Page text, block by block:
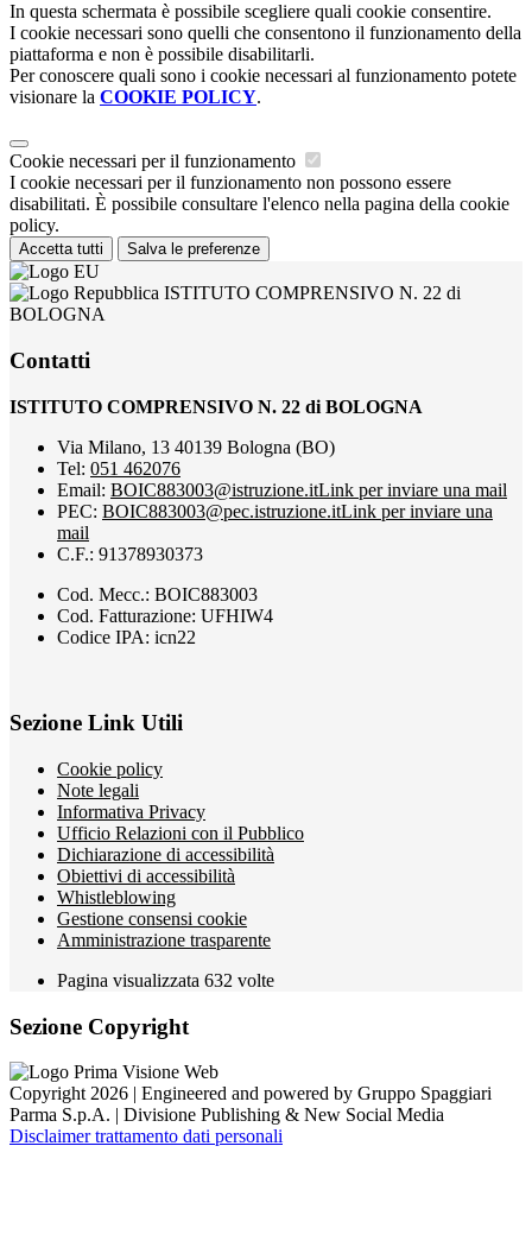
In questa schermata è possibile scegliere quali cookie consentire.
I cookie necessari sono quelli che consentono il funzionamento della
piattaforma e non è possibile disabilitarli.
Per conoscere quali sono i cookie necessari al funzionamento potete
visionare la COOKIE POLICY.
Cookie necessari per il funzionamento
I cookie necessari per il funzionamento non possono essere
disabilitati. È possibile consultare l'elenco nella pagina della cookie
policy.
Accetta tutti Salva le preferenze
ISTITUTO COMPRENSIVO N. 22 di
BOLOGNA
Contatti
ISTITUTO COMPRENSIVO N. 22 di BOLOGNA
Via Milano, 13 40139 Bologna (BO)
Tel: 051 462076
Email: BOIC883003@istruzione.itLink per inviare una mail
PEC: BOIC883003@pec.istruzione.itLink per inviare una
mail
C.F.: 91378930373
Cod. Mecc.: BOIC883003
Cod. Fatturazione: UFHIW4
Codice IPA: icn22
Sezione Link Utili
Cookie policy
Note legali
Informativa Privacy
Ufficio Relazioni con il Pubblico
Dichiarazione di accessibilità
Obiettivi di accessibilità
Whistleblowing
Gestione consensi cookie
Amministrazione trasparente
Pagina visualizzata 632 volte
Sezione Copyright
Copyright 2026 | Engineered and powered by Gruppo Spaggiari
Parma S.p.A. | Divisione Publishing & New Social Media
Disclaimer trattamento dati personali